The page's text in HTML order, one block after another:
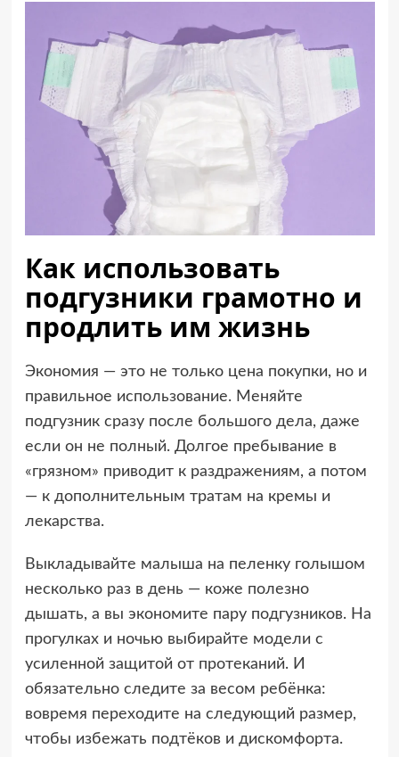
Как использовать
подгузники грамотно и
продлить им жизнь
Экономия — это не только цена покупки, но и
правильное использование. Меняйте
подгузник сразу после большого дела, даже
если он не полный. Долгое пребывание в
«грязном» приводит к раздражениям, а потом
— к дополнительным тратам на кремы и
лекарства.
Выкладывайте малыша на пеленку голышом
несколько раз в день — коже полезно
дышать, а вы экономите пару подгузников. На
прогулках и ночью выбирайте модели с
усиленной защитой от протеканий. И
обязательно следите за весом ребёнка:
вовремя переходите на следующий размер,
чтобы избежать подтёков и дискомфорта.